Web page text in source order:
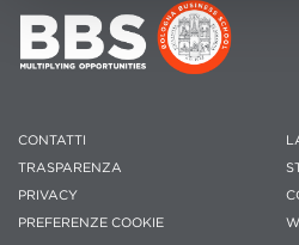
CONTATTI
TRASPARENZA
PRIVACY
PREFERENZE COOKIE